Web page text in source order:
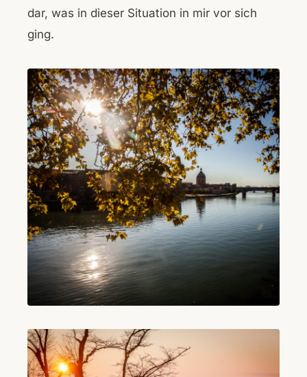
dar, was in dieser Situation in mir vor sich
ging.